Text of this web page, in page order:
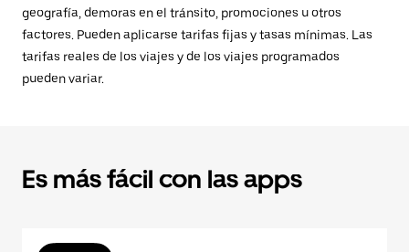
geografía, demoras en el tránsito, promociones u otros
factores. Pueden aplicarse tarifas fijas y tasas mínimas. Las
tarifas reales de los viajes y de los viajes programados
pueden variar.
Es más fácil con las apps